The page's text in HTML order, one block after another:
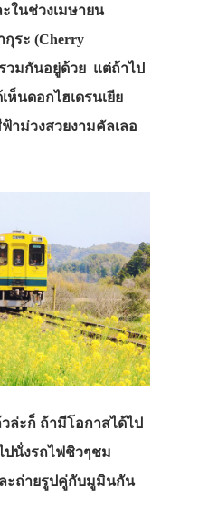
ในช่วงเมษายน
กุระ (Cherry
มกันอยู่ด้วย แต่ถ้าไป
ห็นดอกไฮเดรนเยีย
าม่วงสวยงามคัลเลอ
ล่ะก็ ถ้ามีโอกาสได้ไป
ปนั่งรถไฟชิวๆชม
ะถ่ายรูปคู่กับมูมินกัน